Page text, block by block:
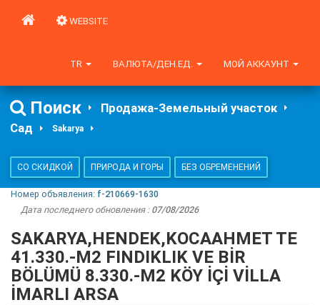
WEBSITE
МОЙ АККАУНТ
ВАЛЮТА/ДЕН.ЕД.
TR
Поиск
Продажа-Земельный участок
Сад
Sakarya
СО СКИДКОЙ ПРИРОДА И ГОРЫ БЕЗ ОБРЕМЕНЕНИЙ
Номер объявления: f-210669-1630
Дата последнего обновления :07/08/2026
SAKARYA,HENDEK,KOCAAHMET TE
41.330.-M2 FINDIKLIK VE BIR
BÖLÜMÜ 8.330.-M2 KÖY IÇI VILLA
IMARLI ARSA